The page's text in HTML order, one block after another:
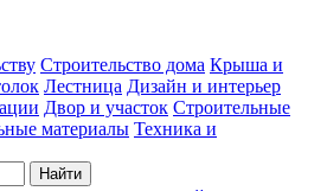
Строительство дома Крыша и
Лестница Дизайн и интерьер
Двор и участок Строительные
материалы Техника и
Найти